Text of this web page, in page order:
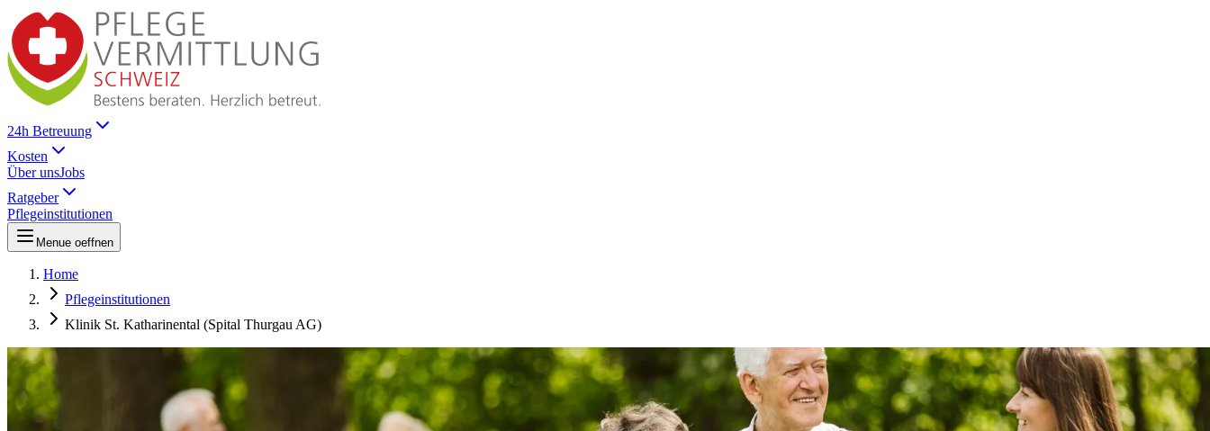
24h Betreuung
Kosten
Über unsJobs
Ratgeber
Pflegeinstitutionen
Menue oeffnen
Home
Pflegeinstitutionen
Klinik St. Katharinental (Spital Thurgau AG)